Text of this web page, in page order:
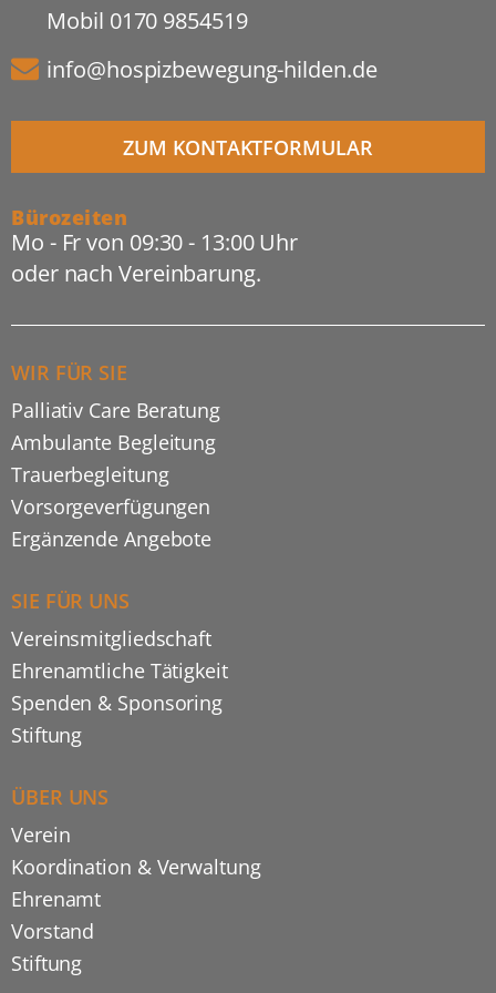
Mobil 0170 9854519
info@hospizbewegung-hilden.de
ZUM KONTAKTFORMULAR
Bürozeiten
Mo - Fr von 09:30 - 13:00 Uhr
oder nach Vereinbarung.
WIR FÜR SIE
Palliativ Care Beratung
Ambulante Begleitung
Trauerbegleitung
Vorsorgeverfügungen
Ergänzende Angebote
SIE FÜR UNS
Vereinsmitgliedschaft
Ehrenamtliche Tätigkeit
Spenden & Sponsoring
Stiftung
ÜBER UNS
Verein
Koordination & Verwaltung
Ehrenamt
Vorstand
Stiftung